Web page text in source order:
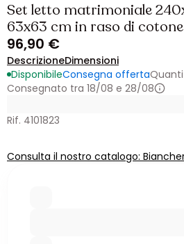
Set letto matrimoniale
63x63 cm in raso di cotone
96,90 €
DescrizioneDimensioni
DisponibileConsegna offerta
Consegnato tra 18/08 e 28/08
Rif. 4101823
Consulta il nostro catalogo: